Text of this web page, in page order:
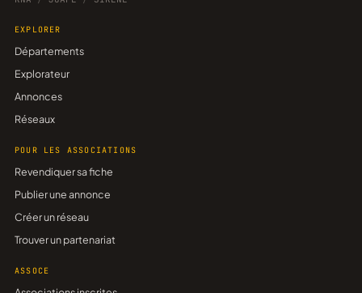
EXPLORER
Départements
Explorateur
Annonces
Réseaux
POUR LES ASSOCIATIONS
Revendiquer sa fiche
Publier une annonce
Créer un réseau
Trouver un partenariat
ASSOCE